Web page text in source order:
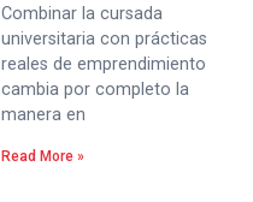
Combinar la cursada
universitaria con prácticas
reales de emprendimiento
cambia por completo la
manera en
Read More »